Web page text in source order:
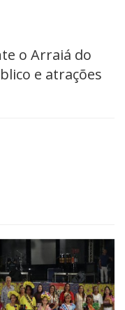
o Arraiá do
e atrações